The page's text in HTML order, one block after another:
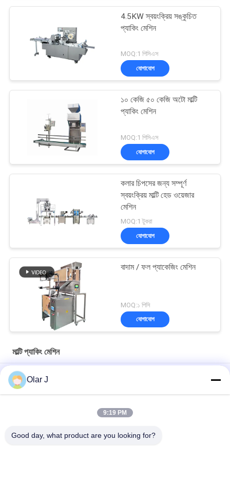
4.5KW স্বয়ংক্রিয় সঙ্কুচিত
প্যাকিং মেশিন
MOQ:1 পিসিএস
যোগাযোগ
১০ কেজি ৫০ কেজি অটো মাল্টি
প্যাকিং মেশিন
MOQ:1 পিসিএস
যোগাযোগ
কলার চিপসের জন্য সম্পূর্ণ
স্বয়ংক্রিয় মাল্টি হেড ওয়েজার
মেশিন
MOQ:1 টুকরা
যোগাযোগ
বাদাম / ফল প্যাকেজিং মেশিন
MOQ:১ পিসি
যোগাযোগ
মাল্টি প্যাকিং মেশিন
YP65 মাল্টি ফাংশন সস প্যাকিং মেশিন উল্লম্ব টাইপ সালাদ সস আইস প্যাক সিলিকন তেল
2600W 15KHZ নরম্যাটিক প্লাস্টিক ওয়েল্ডিং মেশিন এমপি -
Olar J
9:19 PM
Good day, what product are you looking for?